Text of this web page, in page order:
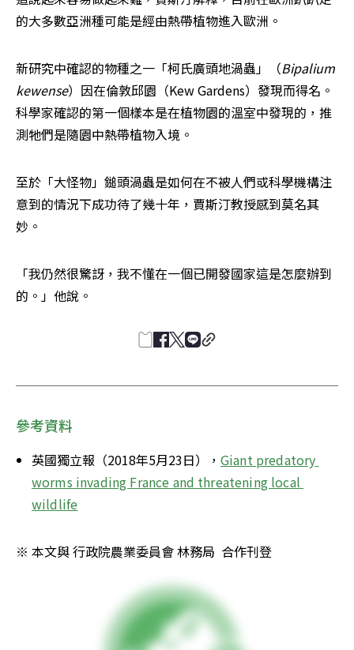
的大多數亞洲種可能是經由熱帶植物進入歐洲。
新研究中確認的物種之一「柯氏廣頭地渦蟲」（Bipalium
kewense）因在倫敦邱園（Kew Gardens）發現而得名。
科學家確認的第一個樣本是在植物園的溫室中發現的，推
測牠們是隨園中熱帶植物入境。
至於「大怪物」鎚頭渦蟲是如何在不被人們或科學機構注
意到的情況下成功待了幾十年，賈斯汀教授感到莫名其
妙。
「我仍然很驚訝，我不懂在一個已開發國家這是怎麼辦到
的。」他說。
參考資料
英國獨立報（2018年5月23日）， Giant predatory
worms invading France and threatening local
wildlife
※ 本文與 行政院農業委員會 林務局  合作刊登